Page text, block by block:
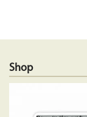
Shop